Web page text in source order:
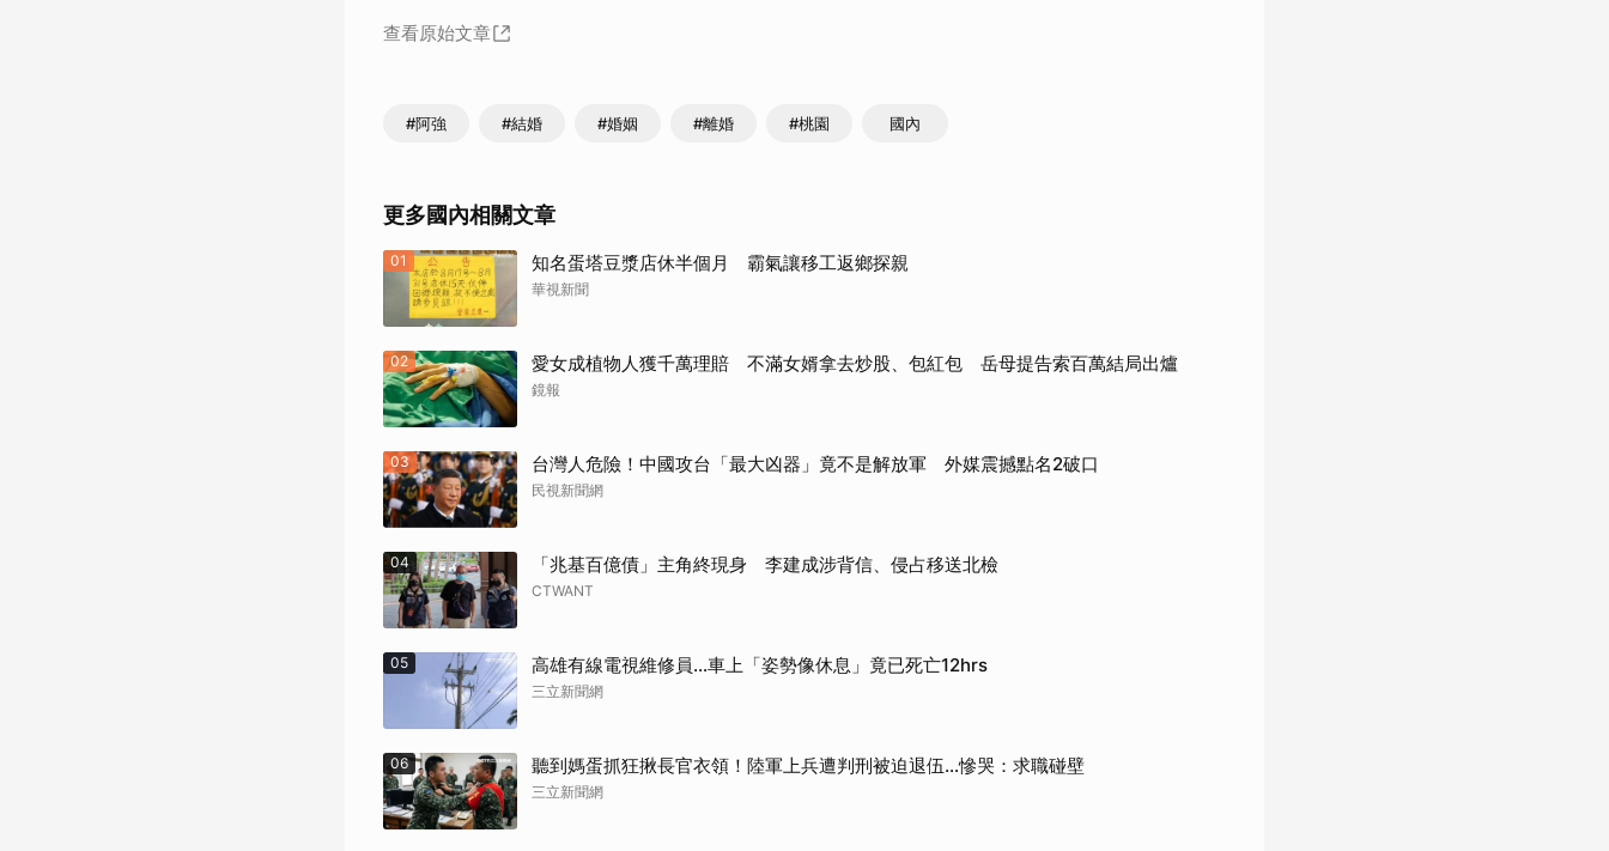
查看原始文章
#阿強 #結婚 #婚姻 #離婚 #桃園 國內
更多國內相關文章
01 知名蛋塔豆漿店休半個月 霸氣讓移工返鄉探親
華視新聞
02 愛女成植物人獲千萬理賠 不滿女婿拿去炒股、包紅包 岳母提告索百萬結局出爐
鏡報
03 台灣人危險！中國攻台「最大凶器」竟不是解放軍 外媒震撼點名2破口
民視新聞網
04 「兆基百億債」主角終現身 李建成涉背信、侵占移送北檢
CTWANT
05 高雄有線電視維修員…車上「姿勢像休息」竟已死亡12hrs
三立新聞網
06 聽到媽蛋抓狂揪長官衣領！陸軍上兵遭判刑被迫退伍…慘哭：求職碰壁
三立新聞網